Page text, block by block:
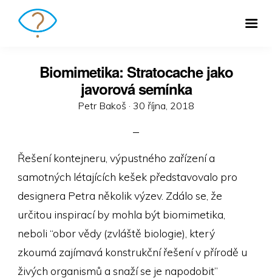
Biomimetika: Stratocache jako
javorová semínka
Petr Bakoš · Posted
30 října, 2018
Řešení kontejneru, výpustného zařízení a
samotných létajících kešek představovalo pro
designera Petra několik výzev. Zdálo se, že
určitou inspirací by mohla být biomimetika,
neboli “obor vědy (zvláště biologie), který
zkoumá zajímavá konstrukční řešení v přírodě u
živých organismů a snaží se je napodobit”